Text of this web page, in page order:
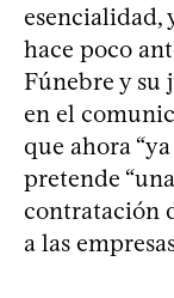
esencialidad,
hace poco
Fúnebre y su
en el
que ahora
pretende
contratación
a las